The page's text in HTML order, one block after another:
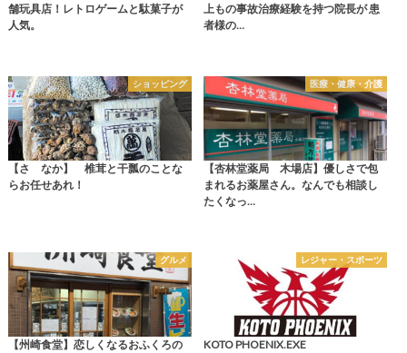
舗玩具店！レトロゲームと駄菓子が
人気。
上もの事故治療経験を持つ院長が 患
者様の…
ショッピング
【さゝなか】 椎茸と干瓢のことな
らお任せあれ！
医療・健康・介護
【杏林堂薬局 木場店】優しさで包
まれるお薬屋さん。なんでも相談し
たくなっ…
グルメ
【州崎食堂】恋しくなるおふくろの
レジャー・スポーツ
KOTO PHOENIX.EXE